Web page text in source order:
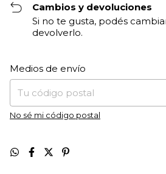
Cambios y devoluciones
Si no te gusta, podés
devolverlo.
Entregas para el CP:
Medios de envío
No sé mi código postal